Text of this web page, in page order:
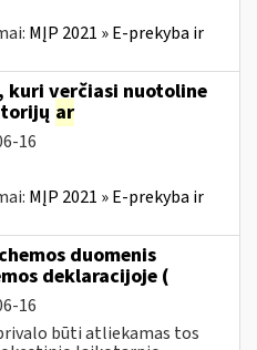
MĮP 2021 » E-prekyba ir
kuri verčiasi nuotoline
ar
16
MĮP 2021 » E-prekyba ir
duomenis
deklaracijoje (
16
būti atliekamas tos